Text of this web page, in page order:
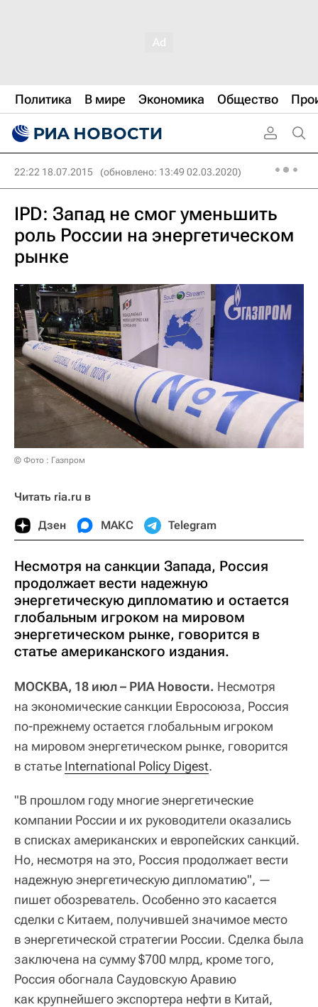
Политика В мире Экономика Общество
22:22 18.07.2015 (обновлено: 13:49 02.03.2020)
IPD: Запад не смог уменьшить
роль России на энергетическом
рынке
© Фото : Газпром
Читать ria.ru в
Дзен МАКС Telegram
Несмотря на санкции Запада, Россия
продолжает вести надежную
энергетическую дипломатию и остается
глобальным игроком на мировом
энергетическом рынке, говорится в
статье американского издания.
МОСКВА, 18 июл – РИА Новости. Несмотря
на экономические санкции Евросоюза, Россия
по-прежнему остается глобальным игроком
на мировом энергетическом рынке, говорится
в статье International Policy Digest.
"В прошлом году многие энергетические
компании России и их руководители оказались
в списках американских и европейских санкций.
Но, несмотря на это, Россия продолжает вести
надежную энергетическую дипломатию", —
пишет обозреватель. Особенно это касается
сделки с Китаем, получившей значимое место
в энергетической стратегии России. Сделка была
заключена на сумму $700 млрд, кроме того,
Россия обогнала Саудовскую Аравию
как крупнейшего экспортера нефти в Китай,